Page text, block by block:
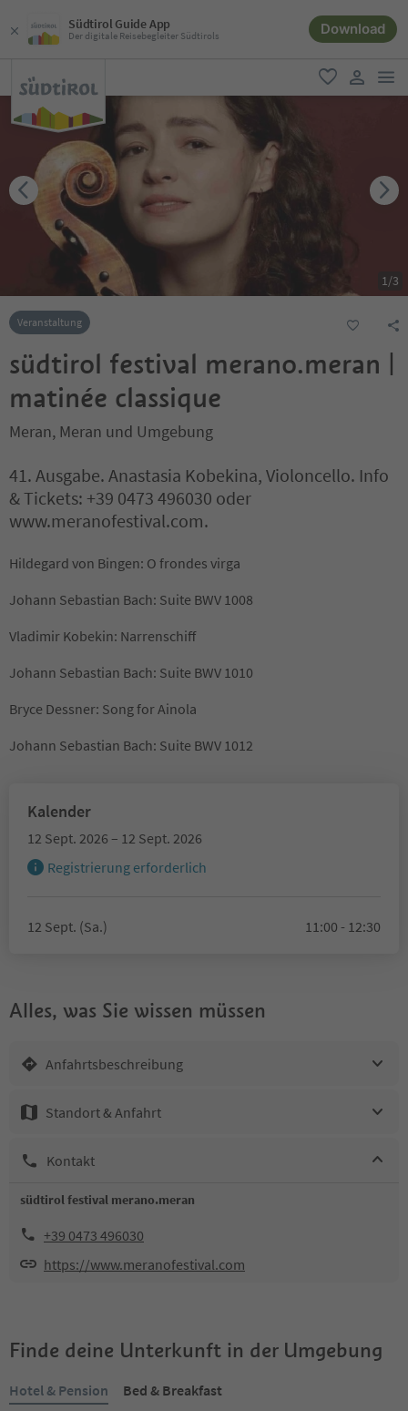
Südtirol Guide App
Der digitale Reisebegleiter Südtirols Download
favorit
user link
1/3
Veranstaltung
südtirol festival merano.meran |
matinée classique
Meran, Meran und Umgebung
41. Ausgabe. Anastasia Kobekina, Violoncello. Info
& Tickets: +39 0473 496030 oder
www.meranofestival.com.
Hildegard von Bingen: O frondes virga
Johann Sebastian Bach: Suite BWV 1008
Vladimir Kobekin: Narrenschiff
Johann Sebastian Bach: Suite BWV 1010
Bryce Dessner: Song for Ainola
Johann Sebastian Bach: Suite BWV 1012
Kalender
12 Sept. 2026 – 12 Sept. 2026
Registrierung erforderlich
12 Sept. (Sa.) 11:00 - 12:30
Alles, was Sie wissen müssen
Anfahrtsbeschreibung
Standort & Anfahrt
Kontakt
südtirol festival merano.meran
+39 0473 496030
https://www.meranofestival.com
Finde deine Unterkunft in der Umgebung
Hotel & Pension
Bed & Breakfast